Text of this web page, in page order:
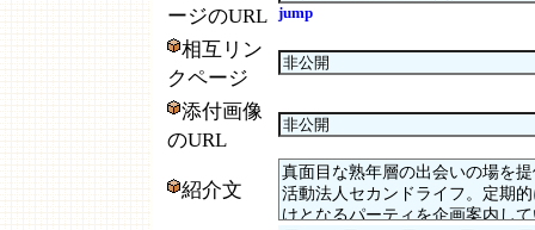
ージのURL jump
相互リン
クページ
添付画像
のURL
紹介文